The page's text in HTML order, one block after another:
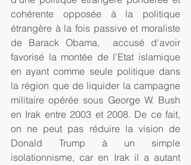
cohérente opposée à la politique
étrangère à la fois passive et moraliste
de Barack Obama,  accusé d'avoir
favorisé la montée de l'Etat islamique
en ayant comme seule politique dans
la région que de liquider la campagne
militaire opérée sous George W. Bush
en Irak entre 2003 et 2008. De ce fait,
on ne peut pas réduire la vision de
Donald Trump à un simple
isolationnisme, car en Irak il a autant